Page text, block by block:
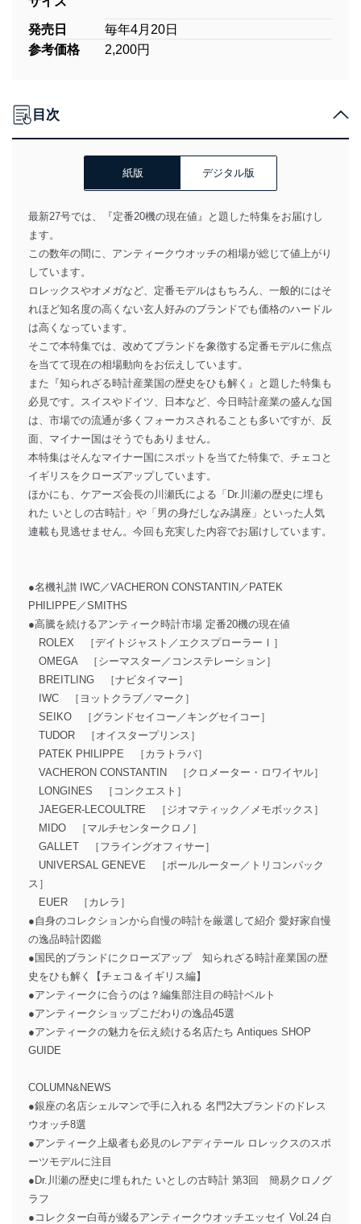
発売日
毎年4月20日
参考価格
2,200円
目次
紙版 デジタル版
最新27号では、『定番20機の現在値』と題した特集をお届けし
ます。
この数年の間に、アンティークウオッチの相場が総じて値上がり
しています。
ロレックスやオメガなど、定番モデルはもちろん、一般的にはそ
れほど知名度の高くない玄人好みのブランドでも価格のハードル
は高くなっています。
そこで本特集では、改めてブランドを象徴する定番モデルに焦点
を当てて現在の相場動向をお伝えしています。
また『知られざる時計産業国の歴史をひも解く』と題した特集も
必見です。スイスやドイツ、日本など、今日時計産業の盛んな国
は、市場での流通が多くフォーカスされることも多いですが、反
面、マイナー国はそうでもありません。
本特集はそんなマイナー国にスポットを当てた特集で、チェコと
イギリスをクローズアップしています。
ほかにも、ケアーズ会長の川瀬氏による「Dr.川瀬の歴史に埋も
れた いとしの古時計」や「男の身だしなみ講座」といった人気
連載も見逃せません。今回も充実した内容でお届けしています。
●名機礼讃 IWC／VACHERON CONSTANTIN／PATEK
PHILIPPE／SMITHS
●高騰を続けるアンティーク時計市場 定番20機の現在値
ROLEX ［デイトジャスト／エクスプローラーⅠ］
OMEGA ［シーマスター／コンステレーション］
BREITLING ［ナビタイマー］
IWC ［ヨットクラブ／マーク］
SEIKO ［グランドセイコー／キングセイコー］
TUDOR ［オイスタープリンス］
PATEK PHILIPPE ［カラトラバ］
VACHERON CONSTANTIN ［クロメーター・ロワイヤル］
LONGINES ［コンクエスト］
JAEGER-LECOULTRE ［ジオマティック／メモボックス］
MIDO ［マルチセンタークロノ］
GALLET ［フライングオフィサー］
UNIVERSAL GENEVE ［ポールルーター／トリコンパック
ス］
EUER ［カレラ］
●自身のコレクションから自慢の時計を厳選して紹介 愛好家自慢
の逸品時計図鑑
●国民的ブランドにクローズアップ 知られざる時計産業国の歴
史をひも解く【チェコ＆イギリス編】
●アンティークに合うのは？編集部注目の時計ベルト
●アンティークショップこだわりの逸品45選
●アンティークの魅力を伝え続ける名店たち Antiques SHOP
GUIDE
COLUMN&NEWS
●銀座の名店シェルマンで手に入れる 名門2大ブランドのドレス
ウオッチ8選
●アンティーク上級者も必見のレアディテール ロレックスのスポ
ーツモデルに注目
●Dr.川瀬の歴史に埋もれた いとしの古時計 第3回 簡易クロノグ
ラフ
●コレクター白苺が綴るアンティークウオッチエッセイ Vol.24 白